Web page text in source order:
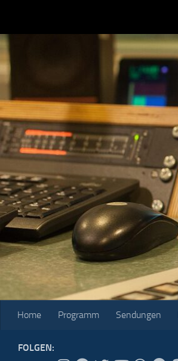
Home Programm Sendungen
FOLGEN: